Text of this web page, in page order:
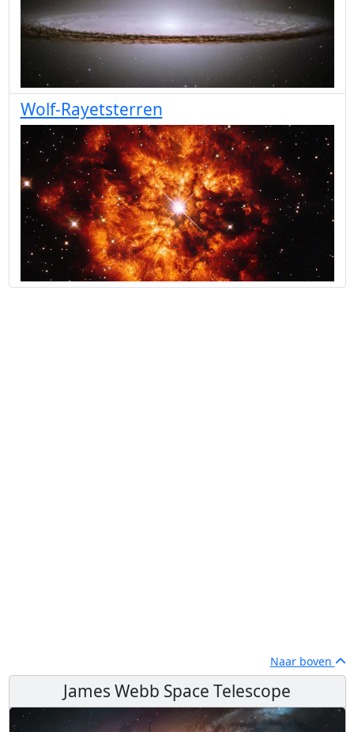
Wolf-Rayetsterren
Naar boven
James Webb Space Telescope